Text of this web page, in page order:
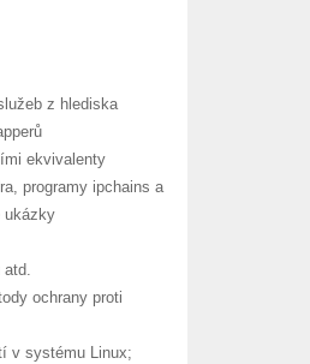
z hlediska
ekvivalenty
programy ipchains a
ukázky
atd.
ochrany proti
v systému Linux;